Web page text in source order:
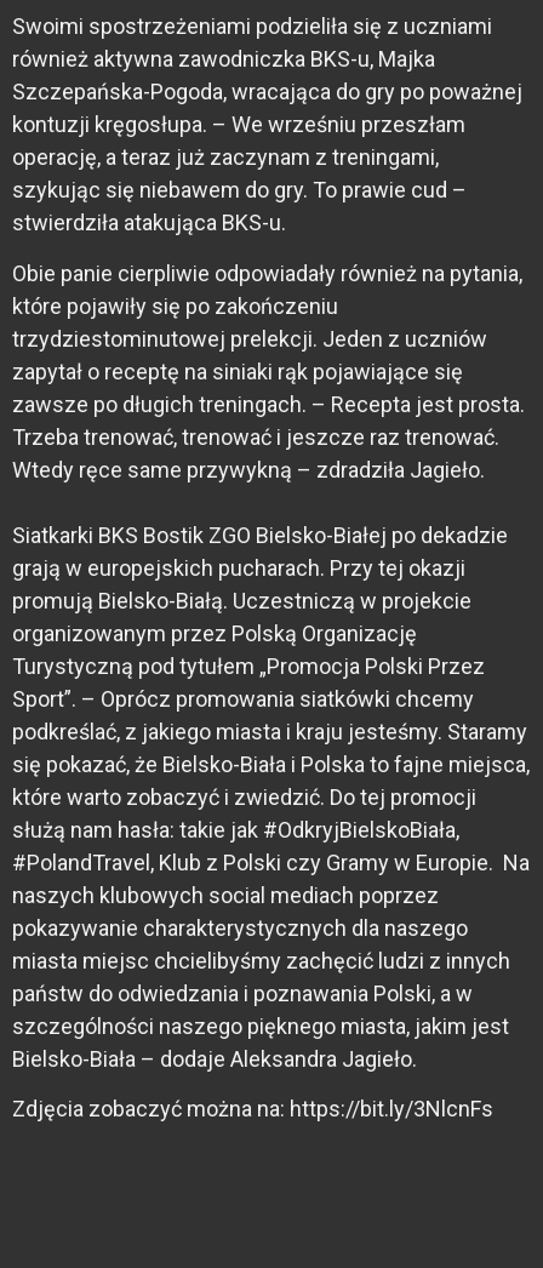
Swoimi spostrzeżeniami podzieliła się z uczniami
również aktywna zawodniczka BKS-u, Majka
Szczepańska-Pogoda, wracająca do gry po poważnej
kontuzji kręgosłupa. – We wrześniu przeszłam
operację, a teraz już zaczynam z treningami,
szykując się niebawem do gry. To prawie cud –
stwierdziła atakująca BKS-u.
Obie panie cierpliwie odpowiadały również na pytania,
które pojawiły się po zakończeniu
trzydziestominutowej prelekcji. Jeden z uczniów
zapytał o receptę na siniaki rąk pojawiające się
zawsze po długich treningach. – Recepta jest prosta.
Trzeba trenować, trenować i jeszcze raz trenować.
Wtedy ręce same przywykną – zdradziła Jagieło.
Siatkarki BKS Bostik ZGO Bielsko-Białej po dekadzie
grają w europejskich pucharach. Przy tej okazji
promują Bielsko-Białą. Uczestniczą w projekcie
organizowanym przez Polską Organizację
Turystyczną pod tytułem „Promocja Polski Przez
Sport”. – Oprócz promowania siatkówki chcemy
podkreślać, z jakiego miasta i kraju jesteśmy. Staramy
się pokazać, że Bielsko-Biała i Polska to fajne miejsca,
które warto zobaczyć i zwiedzić. Do tej promocji
służą nam hasła: takie jak #OdkryjBielskoBiała,
#PolandTravel, Klub z Polski czy Gramy w Europie. Na
naszych klubowych social mediach poprzez
pokazywanie charakterystycznych dla naszego
miasta miejsc chcielibyśmy zachęcić ludzi z innych
państw do odwiedzania i poznawania Polski, a w
szczególności naszego pięknego miasta, jakim jest
Bielsko-Biała – dodaje Aleksandra Jagieło.
Zdjęcia zobaczyć można na: https://bit.ly/3NlcnFs